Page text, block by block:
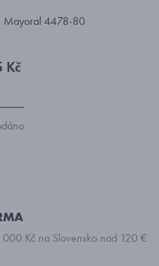
Mayoral 4478-80
Kč
Kč na Slovensko nad 120 €